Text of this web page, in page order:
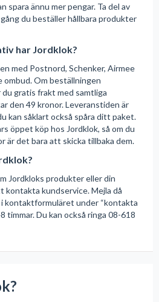
spara ännu mer pengar. Ta del av
du beställer hållbara produkter
har Jordklok?
med Postnord, Schenker, Airmee
ombud. Om beställningen
gratis frakt med samtliga
den 49 kronor. Leveranstiden är
kan såklart också spåra ditt paket.
öppet köp hos Jordklok, så om du
är det bara att skicka tillbaka dem.
Jordkloks produkter eller din
kontakta kundservice. Mejla då
kontaktformuläret under “kontakta
timmar. Du kan också ringa 08-618